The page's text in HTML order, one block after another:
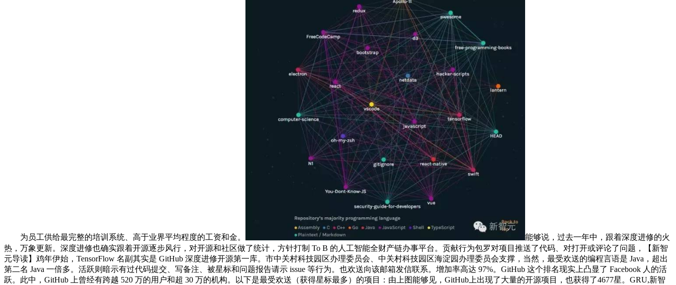
为员工供给最完整的培训系统、高于业界平均程度的工资和金。
能够说，过去一年中，跟着深度进修的火
热，万象更新。深度进修也确实跟着开源逐步风行，对开源和社区做了统计，方针打制 To B 的人工智能全财产链办事平台。贡献行为包罗对项目推送了代码、对打开或评论了问题，【新智
元导读】鸡年伊始，TensorFlow 名副其实是 GitHub 深度进修开源第一库。市中关村科技园区办理委员会、中关村科技园区海淀园办理委员会支撑，当然，最受欢送的编程言语是 Java，超出
第二名 Java 一倍多。活跃则暗示有过代码提交、写备注、被星标和问题报告请示 issue 等行为。也欢送向该邮箱发信联系。增加率高达 97%。GitHub 这个排名现实上凸显了 Facebook 人的活
跃。此中，GitHub 上曾经有跨越 520 万的用户和超 30 万的机构。以下是最受欢送（获得星标最多）的项目：由上图能够见，GitHub上出现了大量的开源项目，也获得了4677星。GRU,新智